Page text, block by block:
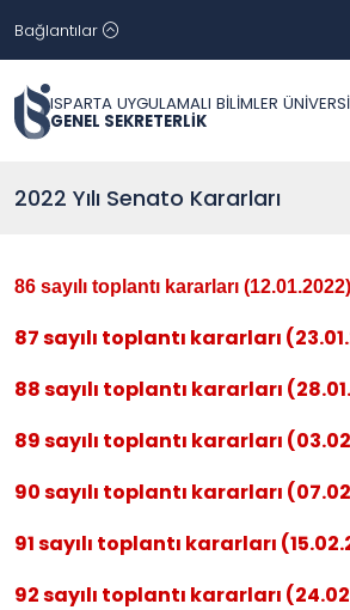
Bağlantılar
ISPARTA UYGULAMALI BİLİMLER
GENEL SEKRETERLİK
2022 Yılı Senato Kararları
86 sayılı toplantı kararları (12.01.2022)
87 sayılı toplantı kararları
88 sayılı toplantı kararları
89 sayılı toplantı kararları
90 sayılı toplantı kararları
91 sayılı toplantı kararları
92 sayılı toplantı kararları